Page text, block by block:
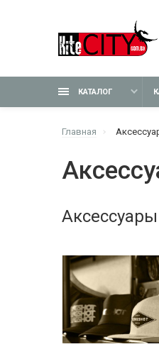
КАТАЛОГ
Главная